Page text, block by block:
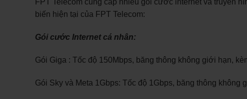
FPT Telecom cung cấp nhiều gói cước internet và truyền
biến hiện tại của FPT Telecom:
Gói cước Internet cá nhân:
Gói Giga : Tốc độ 150Mbps, băng thông không giới hạn,
Gói Sky và Meta 1Gbps: Tốc độ 1Gbps, băng thông không